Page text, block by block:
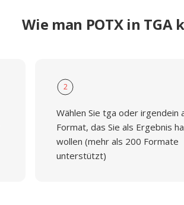
Wie man POTX in
2
Wählen Sie tga oder irgendein
Format, das Sie als Ergebnis
wollen (mehr als 200 Formate
unterstützt)